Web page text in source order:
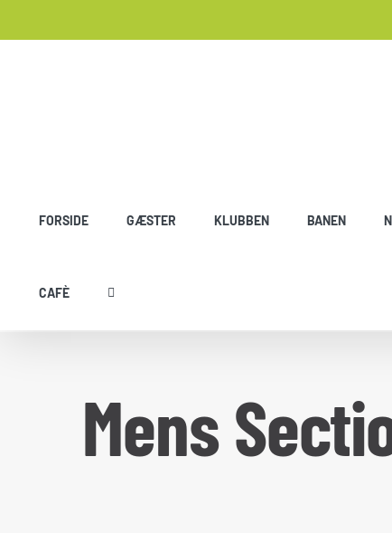
to
FORSIDE GÆSTER KLUBBEN BANEN
CAFÈ
Mens